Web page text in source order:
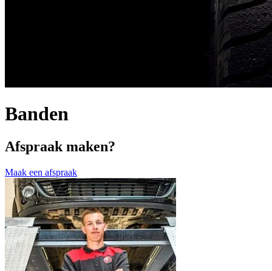
Banden
Afspraak maken?
Maak een afspraak